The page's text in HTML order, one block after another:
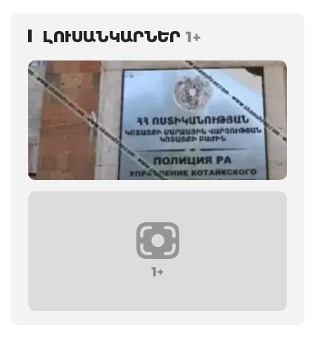
ԼՈՒՍԱՆԿԱՐՆԵՐ 1+
1+